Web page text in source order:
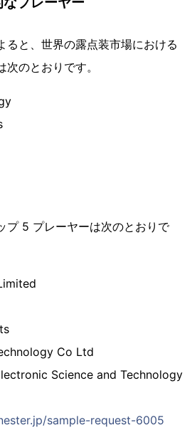
ると、世界の露点装市場における
のとおりです。
プ 5 プレーヤーは次のとおりで
Co Ltd
Science and Technology
sample-request-6005